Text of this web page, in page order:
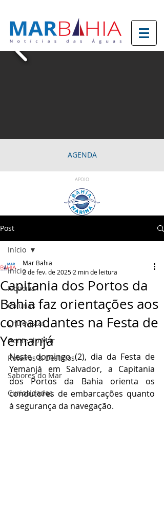
AGENDA
APOIO
Post
Início
Notícias
Colunas
Entrevistas
Gente do Mar
Roteiros & Destinos
Sabores do Mar
Curiosidades
Início
Capitania dos Portos da
Bahia faz orientações aos
comandantes na Festa de
Yemanjá
Mar Bahia
2 de fev. de 2025 2 min de leitura
Neste domingo (2), dia da Festa de
Yemanjá em Salvador, a Capitania
dos Portos da Bahia orienta os
condutores de embarcações quanto
à segurança da navegação.